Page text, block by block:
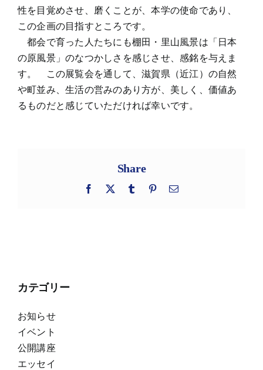
性を目覚めさせ、磨くことが、本学の使命であり、
この企画の目指すところです。
都会で育った人たちにも棚田・里山風景は「日本
の原風景」のなつかしさを感じさせ、感銘を与えま
す。 この展覧会を通して、滋賀県（近江）の自然
や町並み、生活の営みのあり方が、美しく、価値あ
るものだと感じていただければ幸いです。
Share
Facebook
X Tumblr Pinterest
電
カテゴリー
お知らせ
イベント
公開講座
エッセイ